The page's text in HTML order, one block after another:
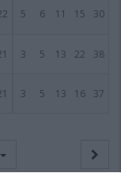
5 6 11 15 30
3 5 13 22 38
3 5 13 16 37